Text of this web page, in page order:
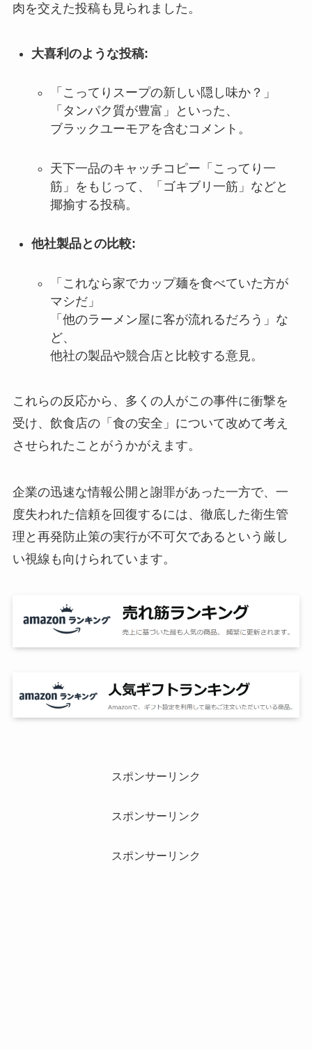
肉を交えた投稿も見られました。
大喜利のような投稿:
「こってりスープの新しい隠し味か？」
「タンパク質が豊富」といった、
ブラックユーモアを含むコメント。
天下一品のキャッチコピー「こってり一
筋」をもじって、「ゴキブリ一筋」などと
揶揄する投稿。
他社製品との比較:
「これなら家でカップ麺を食べていた方が
マシだ」
「他のラーメン屋に客が流れるだろう」な
ど、
他社の製品や競合店と比較する意見。
これらの反応から、多くの人がこの事件に衝撃を
受け、飲食店の「食の安全」について改めて考え
させられたことがうかがえます。
企業の迅速な情報公開と謝罪があった一方で、一
度失われた信頼を回復するには、徹底した衛生管
理と再発防止策の実行が不可欠であるという厳し
い視線も向けられています。
スポンサーリンク
スポンサーリンク
スポンサーリンク